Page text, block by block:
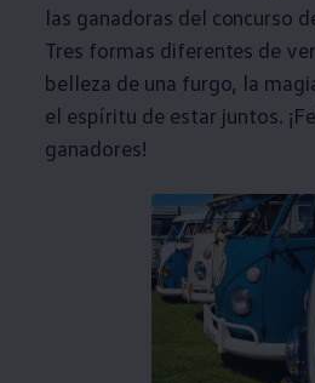
las ganadoras del concurso
Tres formas diferentes de
belleza de una furgo, la
el espíritu de estar juntos.
ganadores!